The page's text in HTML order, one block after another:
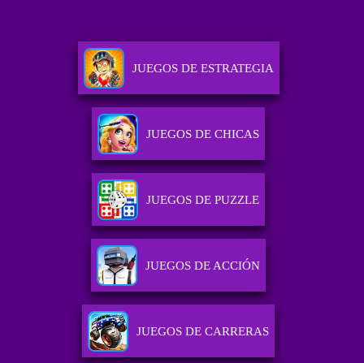
JUEGOS DE ESTRATEGIA
JUEGOS DE CHICAS
JUEGOS DE PUZZLE
JUEGOS DE ACCIÓN
JUEGOS DE CARRERAS